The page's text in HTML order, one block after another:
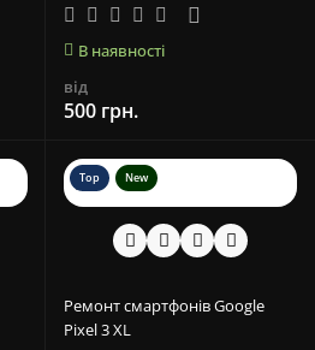
В наявності
від
500 грн.
Top New
Ремонт смартфонів Google
Pixel 3 XL